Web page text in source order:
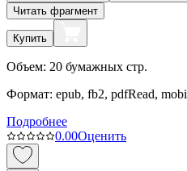
Читать фрагмент
Купить
Объем: 20 бумажных стр.
Формат: epub, fb2, pdfRead, mobi
Подробнее
0.00Оценить